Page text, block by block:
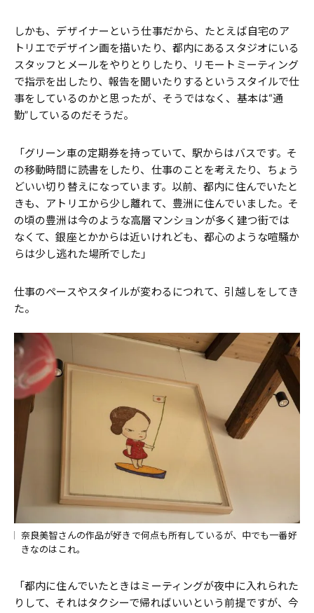
しかも、デザイナーという仕事だから、たとえば自宅のア
トリエでデザイン画を描いたり、都内にあるスタジオにいる
スタッフとメールをやりとりしたり、リモートミーティング
で指示を出したり、報告を聞いたりするというスタイルで仕
事をしているのかと思ったが、そうではなく、基本は“通
勤”しているのだそうだ。
「グリーン車の定期券を持っていて、駅からはバスです。そ
の移動時間に読書をしたり、仕事のことを考えたり、ちょう
どいい切り替えになっています。以前、都内に住んでいたと
きも、アトリエから少し離れて、豊洲に住んでいました。そ
の頃の豊洲は今のような高層マンションが多く建つ街では
なくて、銀座とかからは近いけれども、都心のような喧騒か
らは少し逃れた場所でした」
仕事のペースやスタイルが変わるにつれて、引越しをしてき
た。
奈良美智さんの作品が好きで何点も所有しているが、中でも一番好
きなのはこれ。
「都内に住んでいたときはミーティングが夜中に入れられた
りして、それはタクシーで帰ればいいという前提ですが、今